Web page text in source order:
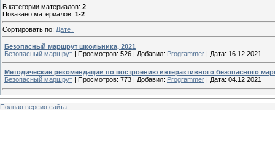
В категории материалов: 2
Показано материалов: 1-2
Сортировать по: Дате
Безопасный маршрут школьника, 2021
Безопасный маршрут | Просмотров: 526 | Добавил: Programmer | Дата: 16.12.2021
Методические рекомендации по построению интерактивного безопасного
Безопасный маршрут
Просмотров: 773 Добавил: Programmer Дата: 04.12.2021
Полная версия сайта